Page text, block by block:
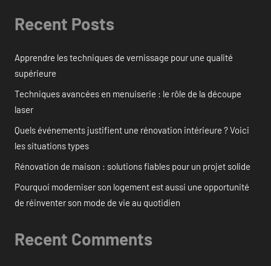
Recent Posts
Apprendre les techniques de vernissage pour une qualité
supérieure
Techniques avancées en menuiserie : le rôle de la découpe
laser
Quels événements justifient une rénovation intérieure ? Voici
les situations types
Rénovation de maison : solutions fiables pour un projet solide
Pourquoi moderniser son logement est aussi une opportunité
de réinventer son mode de vie au quotidien
Recent Comments